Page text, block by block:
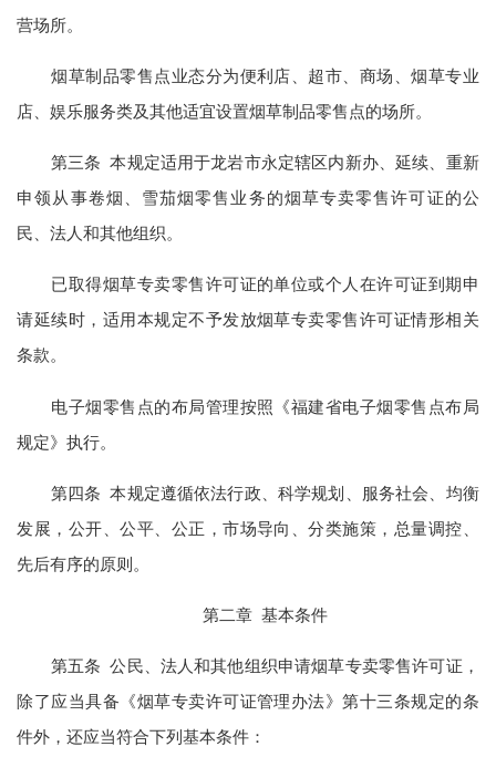
营场所。
烟草制品零售点业态分为便利店、超市、商场、烟草专业
店、娱乐服务类及其他适宜设置烟草制品零售点的场所。
第三条 本规定适用于龙岩市永定辖区内新办、延续、重新
申领从事卷烟、雪茄烟零售业务的烟草专卖零售许可证的公
民、法人和其他组织。
已取得烟草专卖零售许可证的单位或个人在许可证到期申
请延续时，适用本规定不予发放烟草专卖零售许可证情形相关
条款。
电子烟零售点的布局管理按照《福建省电子烟零售点布局
规定》执行。
第四条 本规定遵循依法行政、科学规划、服务社会、均衡
发展，公开、公平、公正，市场导向、分类施策，总量调控、
先后有序的原则。
第二章 基本条件
第五条 公民、法人和其他组织申请烟草专卖零售许可证，
除了应当具备《烟草专卖许可证管理办法》第十三条规定的条
件外，还应当符合下列基本条件：